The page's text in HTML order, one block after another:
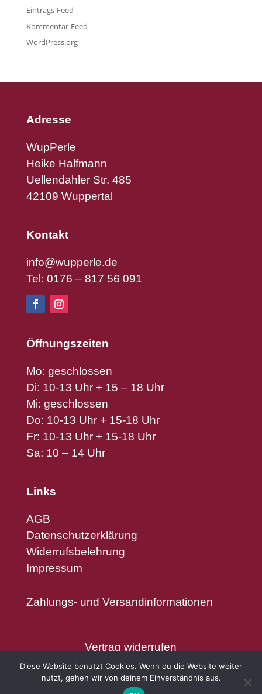
Eintrags-Feed
Kommentar-Feed
WordPress.org
Adresse
WupPerle
Heike Halfmann
Uellendahler Str. 485
42109 Wuppertal
Kontakt
info@wupperle.de
Tel: 0176 – 817 56 091
Öffnungszeiten
Mo: geschlossen
Di: 10-13 Uhr + 15 – 18 Uhr
Mi: geschlossen
Do: 10-13 Uhr + 15-18 Uhr
Fr: 10-13 Uhr + 15-18 Uhr
Sa: 10 – 14 Uhr
Links
AGB
Datenschutzerklärung
Widerrufsbelehrung
Impressum
Zahlungs- und Versandinformationen
Vertrag widerrufen
Diese Website benutzt Cookies. Wenn du die Website weiter
nutzt, gehen wir von deinem Einverständnis aus.